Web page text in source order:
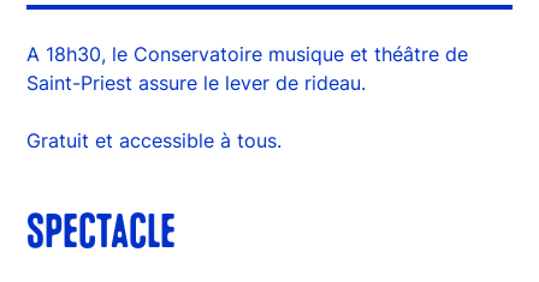
A 18h30, le Conservatoire musique et théâtre de
Saint-Priest assure le lever de rideau.
Gratuit et accessible à tous.
SPECTACLE